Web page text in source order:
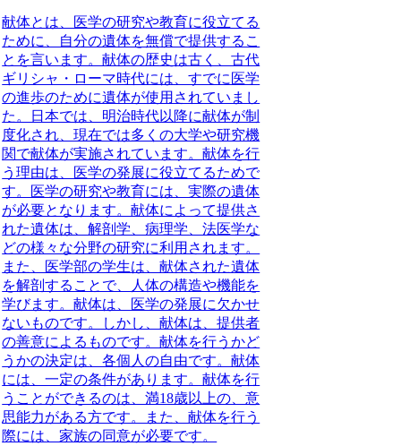
献体とは、医学の研究や教育に役立てる
ために、自分の遺体を無償で提供するこ
とを言います。献体の歴史は古く、古代
ギリシャ・ローマ時代には、すでに医学
の進歩のために遺体が使用されていまし
た。日本では、明治時代以降に献体が制
度化され、現在では多くの大学や研究機
関で献体が実施されています。献体を行
う理由は、医学の発展に役立てるためで
す。医学の研究や教育には、実際の遺体
が必要となります。献体によって提供さ
れた遺体は、解剖学、病理学、法医学な
どの様々な分野の研究に利用されます。
また、医学部の学生は、献体された遺体
を解剖することで、人体の構造や機能を
学びます。献体は、医学の発展に欠かせ
ないものです。しかし、献体は、提供者
の善意によるものです。献体を行うかど
うかの決定は、各個人の自由です。献体
には、一定の条件があります。献体を行
うことができるのは、満18歳以上の、意
思能力がある方です。また、献体を行う
際には、家族の同意が必要です。